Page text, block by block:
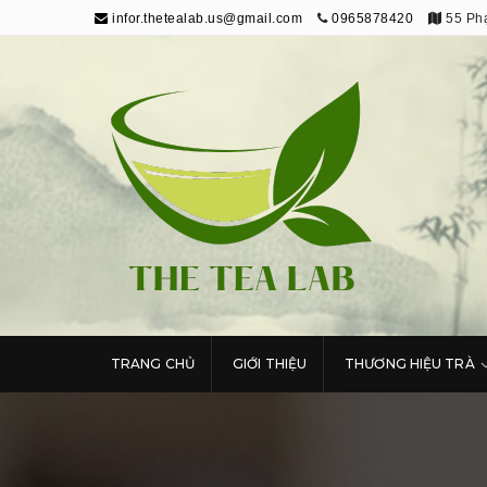
infor.thetealab.us@gmail.com 0965878420 55
The Tea Lab
Trang Thông Tin Về Trà
TRANG CHỦ GIỚI THIỆU THƯƠNG HIỆU TRÀ